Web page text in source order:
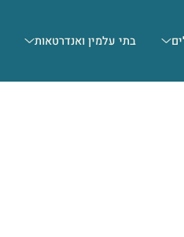
בתי עלמין ואנדרטאות